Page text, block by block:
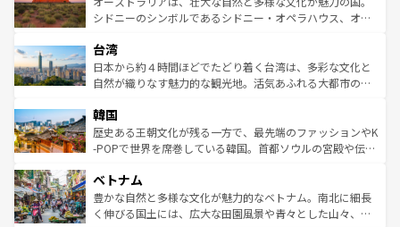
しみながら、その多様性と豊かな歴史を感じることができ
ならではの贅沢な旅のスタイルだ。 なお、新着のアメリカ
情報はコンテンツ一覧を参照してほしい。
おすすめ。エメラルドグリーンに輝く海をはじめ、豊かな
れるおもてなしの心で訪れる人々を迎えてくれるハワイの
人々、おいしいローカルフードやハワイアンミュージッ
ク、伝統的なフラダンスなど、すべてがハワイの魅力を彩
ワイを、存分に味わってほしい。 なお、新着のハワイ情報
はコンテンツ一覧を参照してほしい。
シドニーのシンボルであるシドニー・オペラハウス、オー
リアリーフや大陸中央部にそびえるウルル（エアーズロッ
ク）、タスマニアの美しい原生林やケアンズの熱帯雨林な
ど、見どころがたくさん。また、カフェやワイン、オージ
いる。アクティビティも充実しており、サーフィンやダイ
ビング、ハイキングなど、アウトドア好きにはたまらな
い。オーストラリアの多彩な魅力を存分に味わいつくそ
参照してほしい。
台湾
日本から約４時間ほどでたどり着く台湾は、多彩な文化と
自然が織りなす魅力的な観光地。活気あふれる大都市の台
ン）、静ひつな山岳地帯である台湾東部など、都市の喧騒
と山間の静けさが共存しており、訪れる人に新しい発見と
驚きをもたらしてくれる。また、奥深い台湾の食文化も魅
容にもいいと評判のスイーツなど、バラエティ豊かな料理
が味わえる。 なお、新着の台湾情報は コンテンツ一覧を参
照してほしい。
韓国
歴史ある王朝文化が残る一方で、最先端のファッションやK
-POPで世界を席巻している韓国。首都ソウルの宮殿や伝統
き、地方に足を延ばせば四季折々の自然美を楽しむことが
できる。そして、キムチや焼肉、絶品のストリートフード
まで、さまざまな韓国料理が待っている。夜には、韓国な
ベトナム
豊かな自然と多様な文化が魅力的なベトナム。南北に細長
く伸びる国土には、広大な田園風景や青々とした山々、世